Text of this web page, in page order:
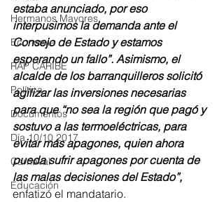
Hermanos Mayores
Economía
RAP CARIBE
Política
Documentos
Día 10/10 2017
Carnaval
Educación
estaba anunciado, por eso
interpusimos la demanda ante el
Consejo de Estado y estamos
esperando un fallo”. Asimismo, el
alcalde de los barranquilleros solicitó
agilizar las inversiones necesarias
para que “no sea la región que pagó y
sostuvo a las termoeléctricas, para
evitar más apagones, quien ahora
pueda sufrir apagones por cuenta de
las malas decisiones del Estado”,
enfatizó el mandatario.